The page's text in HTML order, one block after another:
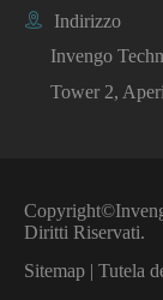

Indirizzo
Invengo
Tower 2,
Copyright©
Diritti Riservati.
Sitemap | Tutela